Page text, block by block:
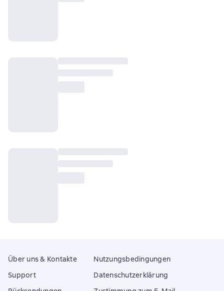
Über uns & Kontakte
Support
Nutzungsbedingungen
Datenschutzerklärung